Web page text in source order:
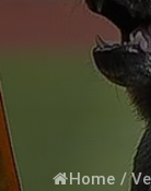
Home /